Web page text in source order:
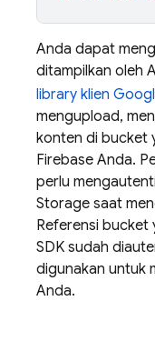
Anda dapat
ditampilkan oleh
library klien
mengupload,
konten di bucket
Firebase Anda.
perlu
Storage saat
Referensi bucket
SDK sudah
digunakan untuk
Anda.